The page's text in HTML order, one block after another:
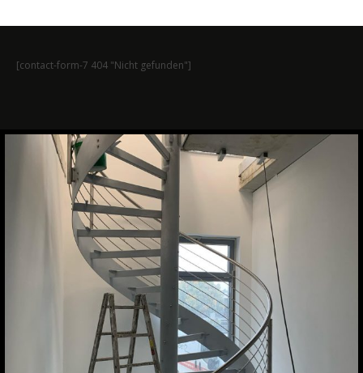
[contact-form-7 404 "Nicht gefunden"]